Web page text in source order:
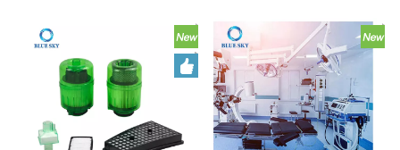
2024-04-11
Feria Internacional de Electrónica de Consumo IFA Berlín 2024-04-29
La 135ª Feria de Cantón 2024-04-29
Guía de instalación del filtro de repuesto: tamaño, forma, modelo y verificación de instalación 2026-07-10
Guía de control de olores del limpiador para pisos húmedo y seco: módulos de desodorización, filtros y olores del tanque de agua sucia 2026-07-03